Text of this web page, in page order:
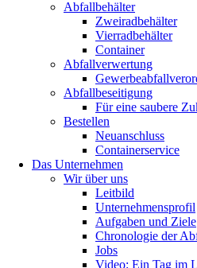
Abfallbehälter
Zweiradbehälter
Vierradbehälter
Container
Abfallverwertung
Abfallbeseitigung
Für eine saubere
Bestellen
Neuanschluss
Containerservice
Das Unternehmen
Wir über uns
Leitbild
Unternehmensprofil
Aufgaben und Ziele
Chronologie der
Jobs
Video: Ein Tag im